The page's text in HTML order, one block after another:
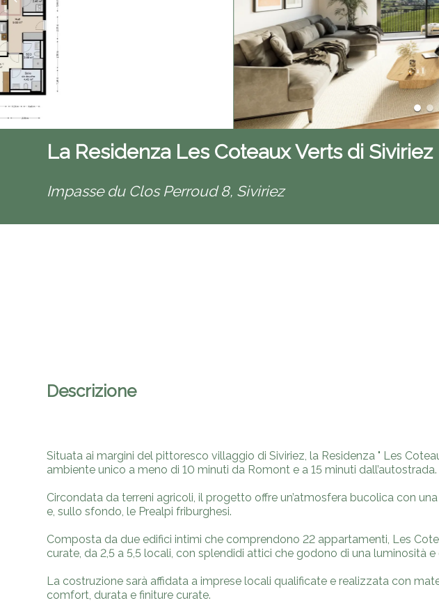
La Residenza Les Coteaux Verts di Siviriez
Impasse du Clos Perroud 8, Siviriez
Descrizione
Situata ai margini del pittoresco villaggio di Siviriez, la Residenza " Les
ambiente unico a meno di 10 minuti da Romont e a 15 minuti dall’autostrada.
Circondata da terreni agricoli, il progetto offre un’atmosfera bucolica con
e, sullo sfondo, le Prealpi friburghesi.
Composta da due edifici intimi che comprendono 22 appartamenti, Les
curate, da 2,5 a 5,5 locali, con splendidi attici che godono di una luminosità
La costruzione sarà affidata a imprese locali qualificate e realizzata con
comfort, durata e finiture curate.